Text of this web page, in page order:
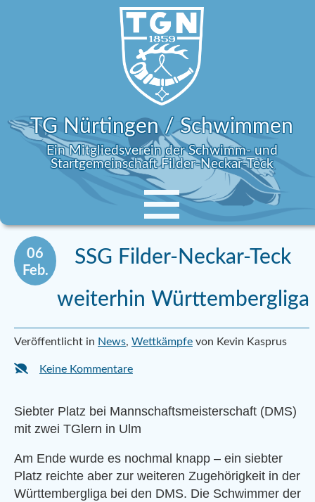
TG Nürtingen / Schwimmen
Ein Mitgliedsverein der Schwimm- und
Startgemeinschaft Filder-Neckar-Teck
06
Feb.
SSG Filder-Neckar-Teck
weiterhin Württembergliga
Veröffentlicht in News, Wettkämpfe von Kevin Kasprus
Keine Kommentare
Siebter Platz bei Mannschaftsmeisterschaft (DMS)
mit zwei TGlern in Ulm
Am Ende wurde es nochmal knapp – ein siebter
Platz reichte aber zur weiteren Zugehörigkeit in der
Württembergliga bei den DMS. Die Schwimmer der